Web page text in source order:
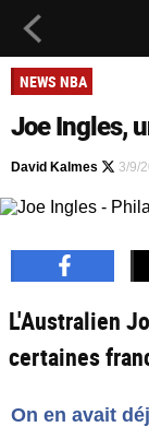
NEWS NBA
Joe Ingles,
David Kalmes 3/9/
L'Australien
certaines
On en avait